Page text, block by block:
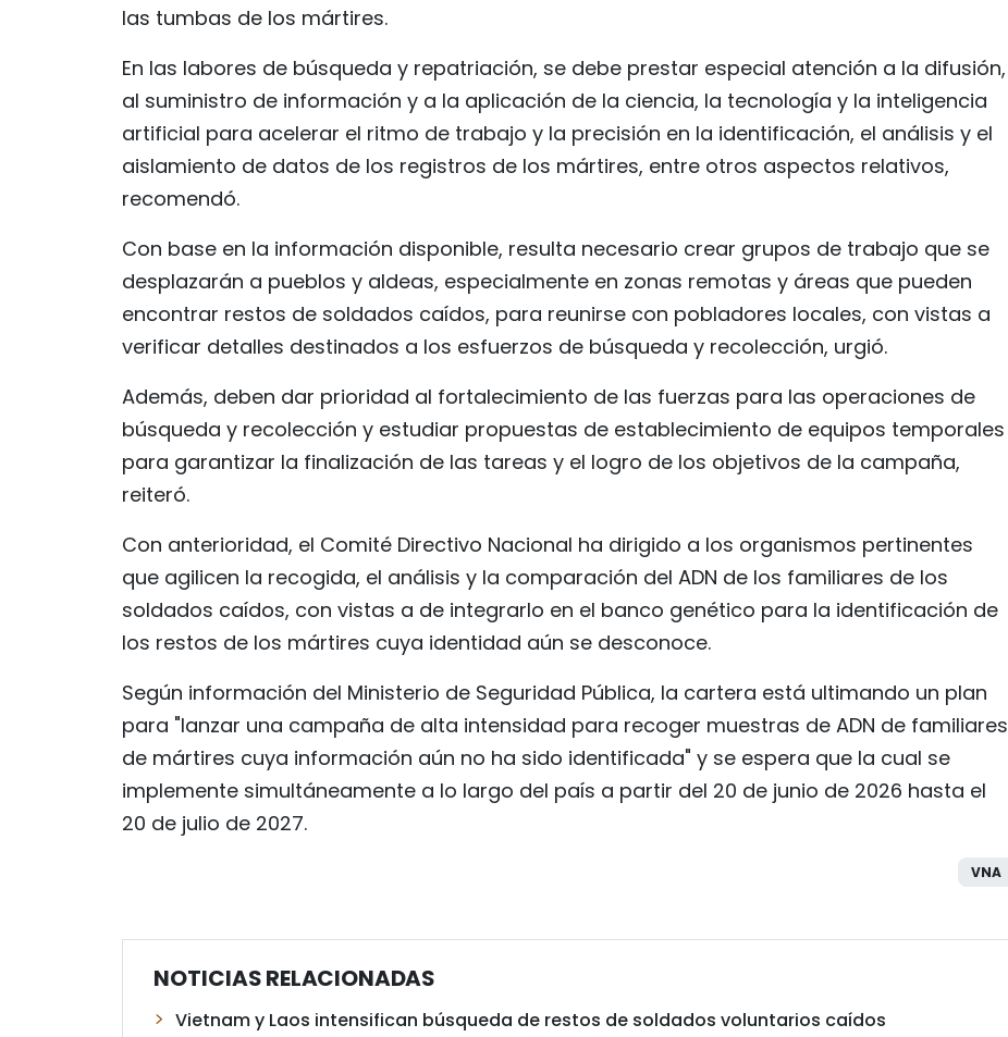
las tumbas de los mártires.
En las labores de búsqueda y repatriación, se debe prestar especial atención a la difusión,
al suministro de información y a la aplicación de la ciencia, la tecnología y la inteligencia
artificial para acelerar el ritmo de trabajo y la precisión en la identificación, el análisis y el
aislamiento de datos de los registros de los mártires, entre otros aspectos relativos,
recomendó.
Con base en la información disponible, resulta necesario crear grupos de trabajo que se
desplazarán a pueblos y aldeas, especialmente en zonas remotas y áreas que pueden
encontrar restos de soldados caídos, para reunirse con pobladores locales, con vistas a
verificar detalles destinados a los esfuerzos de búsqueda y recolección, urgió.
Además, deben dar prioridad al fortalecimiento de las fuerzas para las operaciones de
búsqueda y recolección y estudiar propuestas de establecimiento de equipos temporales
para garantizar la finalización de las tareas y el logro de los objetivos de la campaña,
reiteró.
Con anterioridad, el Comité Directivo Nacional ha dirigido a los organismos pertinentes
que agilicen la recogida, el análisis y la comparación del ADN de los familiares de los
soldados caídos, con vistas a de integrarlo en el banco genético para la identificación de
los restos de los mártires cuya identidad aún se desconoce.
Según información del Ministerio de Seguridad Pública, la cartera está ultimando un plan
para "lanzar una campaña de alta intensidad para recoger muestras de ADN de familiares
de mártires cuya información aún no ha sido identificada" y se espera que la cual se
implemente simultáneamente a lo largo del país a partir del 20 de junio de 2026 hasta el
20 de julio de 2027.
VNA
NOTICIAS RELACIONADAS
Vietnam y Laos intensifican búsqueda de restos de soldados voluntarios caídos